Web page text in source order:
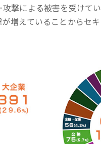
撃による被害を受けて
増えていることからセ